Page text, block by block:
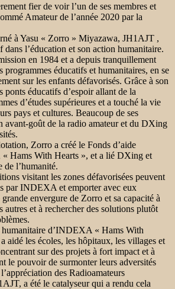
fier de voir l’un de ses membres et
Amateur de l’année 2020 par la
à Yasu « Zorro » Miyazawa, JH1AJT ,
l’éducation et son action humanitaire.
en 1984 et a depuis tranquillement
programmes éducatifs et humanitaires, en se
sur les enfants défavorisés. Grâce à son
éducatifs d’espoir allant de la
d’études supérieures et a touché la vie
pays et cultures. Beaucoup de ses
avant-goût de la radio amateur et du DXing
Zorro a créé le Fonds d’aide
Hams With Hearts », et a lié DXing et
l’humanité.
visitant les zones défavorisées peuvent
par INDEXA et emporter avec eux
envergure de Zorro et sa capacité à
autres et à rechercher des solutions plutôt
humanitaire d’INDEXA « Hams With
aidé les écoles, les hôpitaux, les villages et
sur des projets à fort impact et à
le pouvoir de surmonter leurs adversités
des Radioamateurs
a été le catalyseur qui a rendu cela